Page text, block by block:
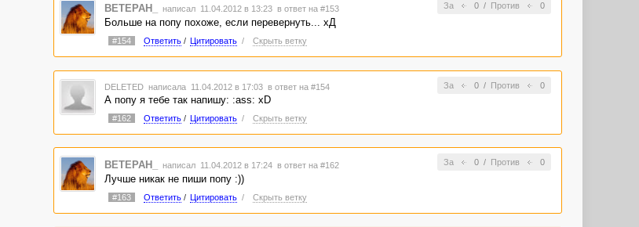
За 0/ Против 0
BETEPAH_ написал 11.04.2012 в 13:23 в ответ на #153
Больше на попу похоже, если перевернуть... хД
#154 Ответить/ Цитировать / Скрыть ветку
За 0/ Против 0
DELETED написала 11.04.2012 в 17:03 в ответ на #154
А попу я тебе так напишу: :ass: xD
#162 Ответить/ Цитировать / Скрыть ветку
За 0/ Против 0
BETEPAH_ написал 11.04.2012 в 17:24 в ответ на #162
Лучше никак не пиши попу :))
#163 Ответить/ Цитировать / Скрыть ветку